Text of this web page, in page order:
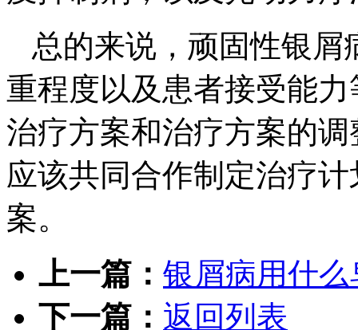
总的来说，顽固性银屑
重程度以及患者接受能
治疗方案和治疗方案的
应该共同合作制定治疗
案。
上一篇： 银屑病用什么
下一篇： 返回列表